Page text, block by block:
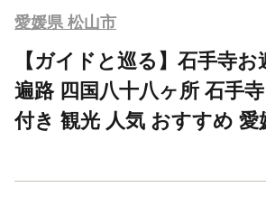
愛媛県 松山市
【ガイドと巡る】石手寺
遍路 四国八十八ヶ所 石手
付き 観光 人気 おすすめ 愛